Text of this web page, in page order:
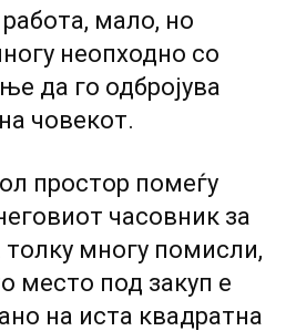
мало, но
неопходно со
да го одбројува
човекот.
простор помеѓу
часовник за
многу помисли,
место под закуп е
на иста квадратна